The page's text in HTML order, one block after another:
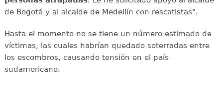
de Bogotá y al alcalde de Medellín con rescatistas".
Hasta el momento no se tiene un número estimado de
víctimas, las cuales habrían quedado soterradas entre
los escombros, causando tensión en el país
sudamericano.